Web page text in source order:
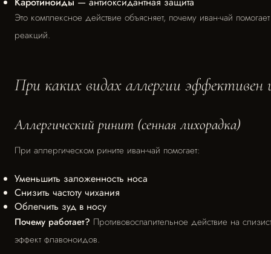
Это комплексное действие объясняет, почему иван-чай
реакций.
При каких видах аллергии эффективен
Аллергический ринит (сенная лихорадка)
При аллергическом рините иван-чай помогает:
Уменьшить заложенность носа
Снизить частоту чихания
Облегчить зуд в носу
Почему работает? Противовоспалительное действие на
эффект флавоноидов.